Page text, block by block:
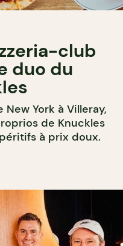
club
duo du
York à Villeray,
de Knuckles
à prix doux.